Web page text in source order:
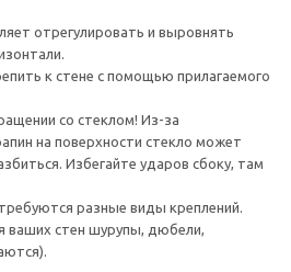
отрегулировать и выровнять
к стене с помощью прилагаемого
со стеклом! Из-за
на поверхности стекло может
Избегайте ударов сбоку, там
разные виды креплений.
стен шурупы, дюбели,